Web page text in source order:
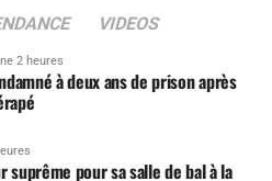
VIDEOS
2 heures
à deux ans de prison après
suprême pour sa salle de bal à la